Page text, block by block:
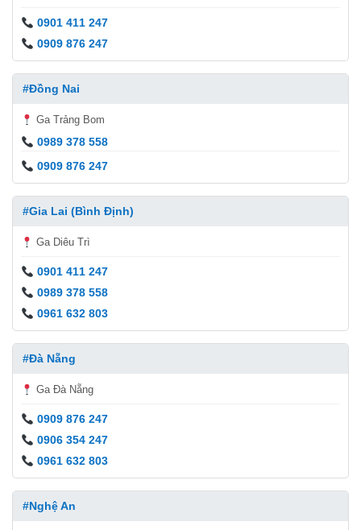
0901 411 247
0909 876 247
#Đồng Nai
Ga Trảng Bom
0989 378 558
0909 876 247
#Gia Lai (Bình Định)
Ga Diêu Trì
0901 411 247
0989 378 558
0961 632 803
#Đà Nẵng
Ga Đà Nẵng
0909 876 247
0906 354 247
0961 632 803
#Nghệ An